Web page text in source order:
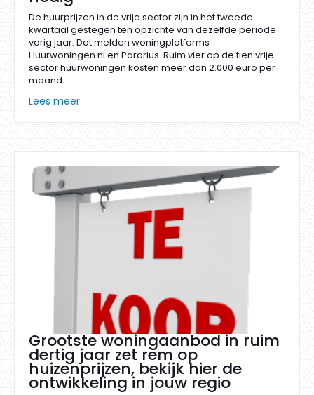
De huurprijzen in de vrije sector zijn in het tweede
kwartaal gestegen ten opzichte van dezelfde periode
vorig jaar. Dat melden woningplatforms
Huurwoningen.nl en Pararius. Ruim vier op de tien vrije
sector huurwoningen kosten meer dan 2.000 euro per
maand.
Lees meer
Grootste woningaanbod in ruim
dertig jaar zet rem op
huizenprijzen, bekijk hier de
ontwikkeling in jouw regio